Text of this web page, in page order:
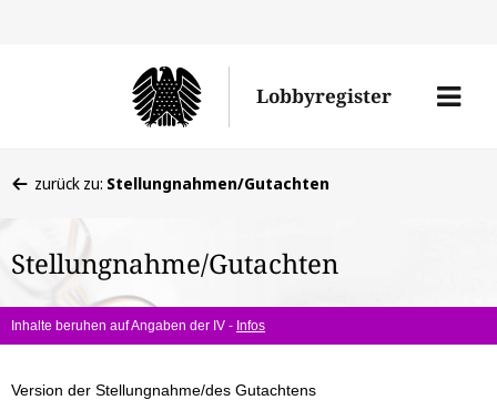
Lobbyregister
Menü
befinden
hier:
zurück zu: Stellungnahmen/Gutachten
Stellungnahme/Gutachten
Inhalte beruhen auf Angaben der IV - Infos
Version der Stellungnahme/des Gutachtens